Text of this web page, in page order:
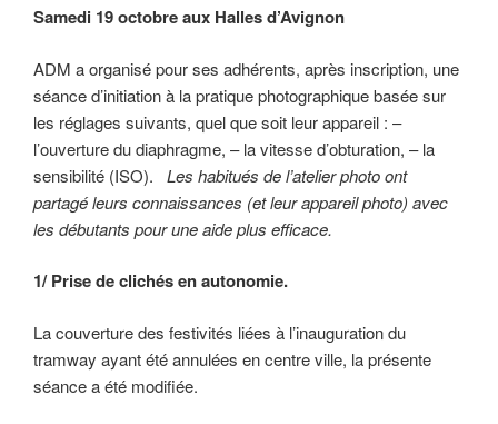
Samedi 19 octobre aux Halles d’Avignon
ADM a organisé pour ses adhérents, après inscription, une
séance d’initiation à la pratique photographique basée sur
les réglages suivants, quel que soit leur appareil : –
l’ouverture du diaphragme, – la vitesse d’obturation, – la
sensibilité (ISO). Les habitués de l’atelier photo ont
partagé leurs connaissances (et leur appareil photo) avec
les débutants pour une aide plus efficace.
1/ Prise de clichés en autonomie.
La couverture des festivités liées à l’inauguration du
tramway ayant été annulées en centre ville, la présente
séance a été modifiée.